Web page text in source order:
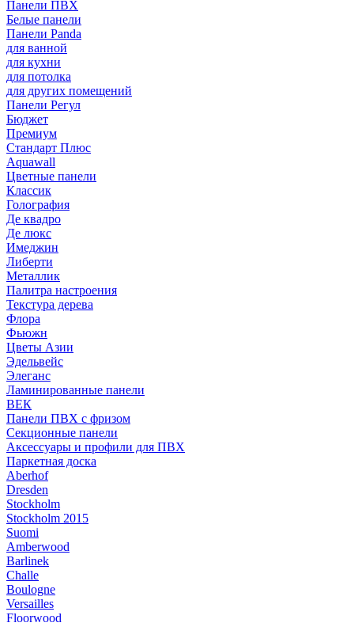
Панели ПВХ
Белые панели
Панели Panda
для ванной
для кухни
для потолка
для других помещений
Панели Регул
Бюджет
Премиум
Стандарт Плюс
Aquawall
Цветные панели
Классик
Голография
Де квадро
Де люкс
Имеджин
Либерти
Металлик
Палитра настроения
Текстура дерева
Флора
Фьюжн
Цветы Азии
Эдельвейс
Элеганс
Ламинированные панели
ВЕК
Панели ПВХ с фризом
Секционные панели
Аксессуары и профили для ПВХ
Паркетная доска
Aberhof
Dresden
Stockholm
Stockholm 2015
Suomi
Amberwood
Barlinek
Challe
Boulogne
Versailles
Floorwood